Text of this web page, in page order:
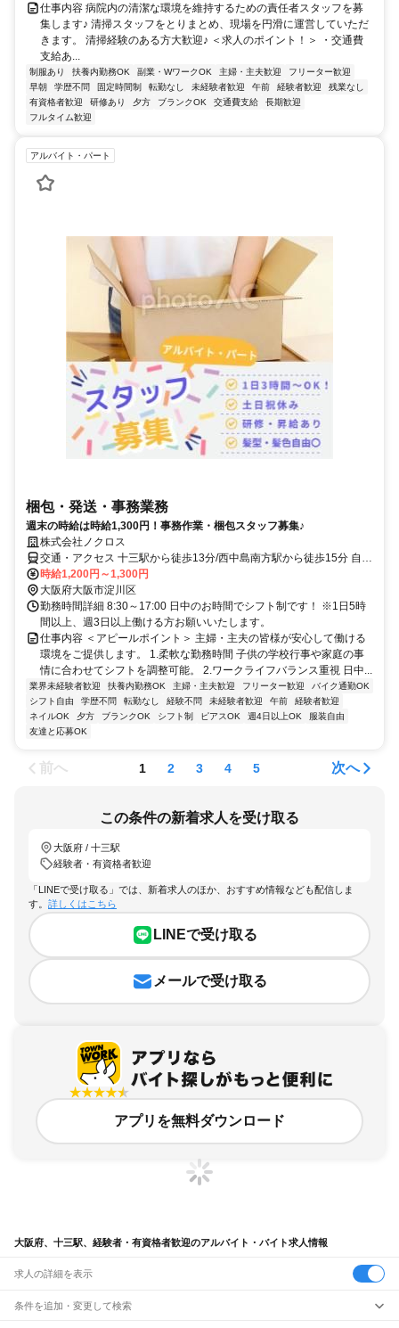
仕事内容 病院内の清潔な環境を維持するための責任者スタッフを募
集します♪ 清掃スタッフをとりまとめ、現場を円滑に運営していただ
きます。 清掃経験のある方大歓迎♪ ＜求人のポイント！＞ ・交通費
支給あ...
制服あり 扶養内勤務OK 副業・WワークOK 主婦・主夫歓迎
フリーター歓迎
早朝
学歴不問 固定時間制 転勤なし 未経験者歓迎 午前 経験者歓迎
残業なし
有資格者歓迎
研修あり 夕方 ブランクOK 交通費支給
長期歓迎
フルタイム歓迎
アルバイト・パート
梱包・発送・事務業務
週末の時給は時給1,300円！事務作業・梱包スタッフ募集♪
株式会社ノクロス
交通・アクセス 十三駅から徒歩13分/西中島南方駅から徒歩15分 自転
車通勤OK
時給1,200円～1,300円
大阪府大阪市淀川区
勤務時間詳細 8:30～17:00 日中のお時間でシフト制です！ ※1日5時
間以上、週3日以上働ける方お願いいたします。
仕事内容 ＜アピールポイント＞ 主婦・主夫の皆様が安心して働ける
環境をご提供します。 1.柔軟な勤務時間 子供の学校行事や家庭の事
情に合わせてシフトを調整可能。 2.ワークライフバランス重視 日中...
業界未経験者歓迎 扶養内勤務OK 主婦・主夫歓迎 フリーター歓迎
バイク通勤OK
シフト自由
学歴不問 転勤なし 経験不問 未経験者歓迎 午前
経験者歓迎
ネイルOK
夕方 ブランクOK シフト制 ピアスOK 週4日以上OK
服装自由
友達と応募OK
前へ 1 2 3 4 5 次へ
この条件の新着求人を受け取る
大阪府 / 十三駅
経験者・有資格者歓迎
「LINEで受け取る」では、新着求人のほか、おすすめ情報なども配信しま
す。 詳しくはこちら
LINEで受け取る
メールで受け取る
アプリを無料ダウンロード
大阪府、十三駅、経験者・有資格者歓迎のアルバイト・バイト求人情報
求人の詳細を表示
条件を追加・変更して検索